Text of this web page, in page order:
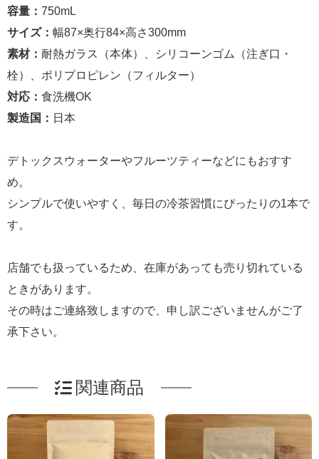
容量： 750mL
サイズ： 幅87×奥行84×高さ300mm
素材： 耐熱ガラス（本体）、シリコーンゴム（注ぎ口・
栓）、ポリプロピレン（フィルター）
対応： 食洗機OK
製造国： 日本
デトックスウォーターやフルーツティーなどにもおすす
め。
シンプルで使いやすく、毎日の冷茶習慣にぴったりの1本で
す。
店舗でも扱っているため、在庫があっても売り切れている
ときがあります。
その時はご連絡致しますので、申し訳ございませんがご了
承下さい。
関連商品